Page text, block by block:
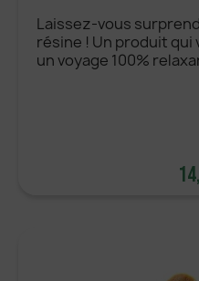
Laissez-vous
résine ! Un produit qui
un voyage 100%